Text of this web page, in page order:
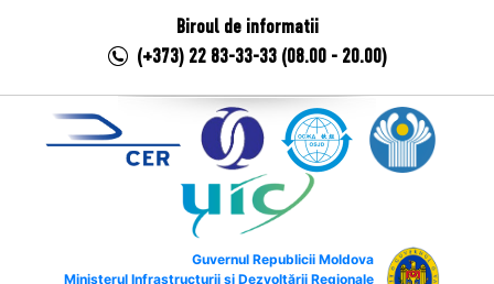
Biroul de informatii
(+373) 22 83-33-33 (08.00 - 20.00)
Guvernul Republicii Moldova
Ministerul Infrastructurii și Dezvoltării Regionale